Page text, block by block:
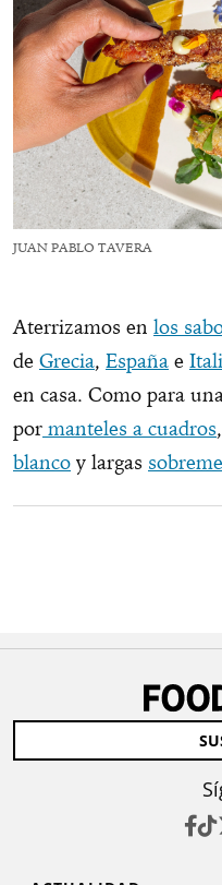
JUAN PABLO TAVERA
Aterrizamos en los
de Grecia, España e
en casa. Como para
por manteles a cuadros,
blanco y largas